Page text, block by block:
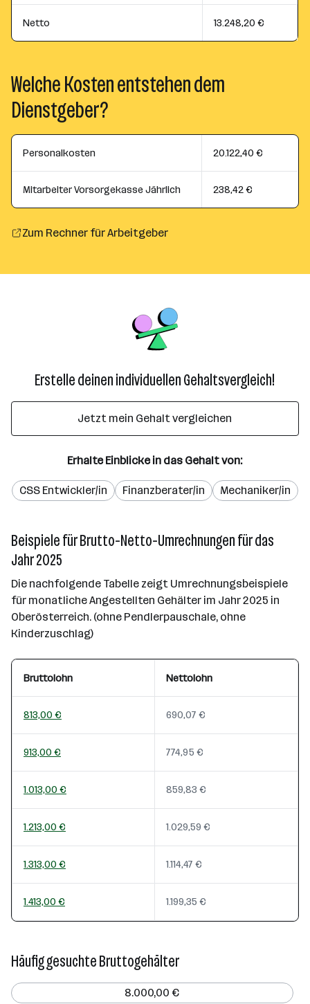
Netto 13.248,20 €
Welche Kosten entstehen dem
Dienstgeber?
Personalkosten 20.122,40 €
Mitarbeiter Vorsorgekasse Jährlich 238,42 €
Zum Rechner für Arbeitgeber
Erstelle deinen individuellen Gehaltsvergleich!
Jetzt mein Gehalt vergleichen
Erhalte Einblicke in das Gehalt von:
CSS Entwickler/in Finanzberater/in Mechaniker/in
Beispiele für Brutto-Netto-Umrechnungen für das
Jahr 2025
Die nachfolgende Tabelle zeigt Umrechnungsbeispiele
für monatliche Angestellten Gehälter im Jahr 2025 in
Oberösterreich. (ohne Pendlerpauschale, ohne
Kinderzuschlag)
Bruttolohn Nettolohn
813,00 € 690,07 €
913,00 € 774,95 €
1.013,00 € 859,83 €
1.213,00 € 1.029,59 €
1.313,00 € 1.114,47 €
1.413,00 € 1.199,35 €
Häufig gesuchte Bruttogehälter
8.000,00 €